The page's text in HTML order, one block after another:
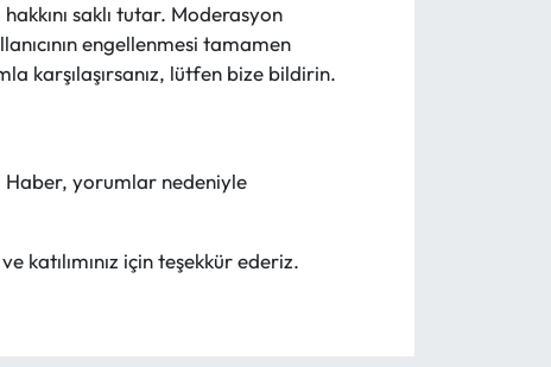
saklı tutar. Moderasyon
engellenmesi tamamen
karşılaşırsanız, lütfen bize bildirin.
Haber, yorumlar nedeniyle
katılımınız için teşekkür ederiz.